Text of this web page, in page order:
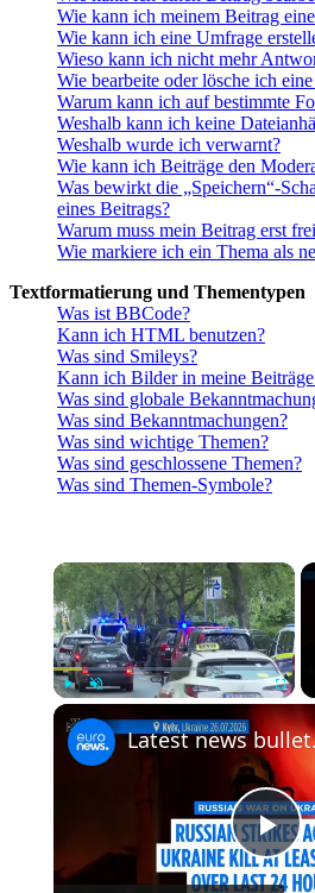
Wie kann ich meinem Beitrag
Wie kann ich eine Umfrage
Wieso kann ich nicht mehr
Wie bearbeite oder lösche ich
Warum kann ich auf bestimmte
Weshalb kann ich keine
Weshalb wurde ich verwarnt?
Wie kann ich Beiträge den
Was bewirkt die „Speichern“-
eines Beitrags?
Warum muss mein Beitrag erst
Wie markiere ich ein Thema als
Textformatierung und Thementypen
Was ist BBCode?
Kann ich HTML benutzen?
Was sind Smileys?
Kann ich Bilder in meine
Was sind globale
Was sind Bekanntmachungen?
Was sind wichtige Themen?
Was sind geschlossene Themen?
Was sind Themen-Symbole?
×
Latest